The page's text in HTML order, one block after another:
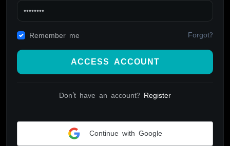
Remember me Forgot?
ACCESS ACCOUNT
Don't have an account? Register
Continue with Google